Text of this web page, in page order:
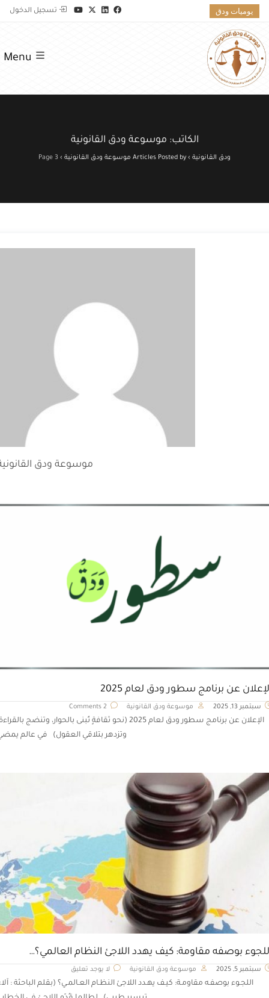
يوميات ودق تسجيل الدخول
Menu
الكاتب: موسوعة ودق القانونية
ودق القانونية › Articles Posted by موسوعة ودق القانونية ›
Page 3
موسوعة ودق
عن برنامج سطور ودق لعام 2025
سبتمبر 13, 2025 موسوعة ودق القانونية 2 Comments
الإعلان عن برنامج سطور ودق لعام 2025 (نحو ثقافةٍ تُبنى بالحوار، وتنضج
وتزدهر بتلاقي العقول) في عالم
بوصفه مقاومة: كيف يهدد اللاجئ النظام العالمي؟…
سبتمبر 5, 2025 موسوعة ودق القانونية لا يوجد تعليق
اللجـوء بوصفـه مقاومـة: كيـف يهـدد اللاجئ النظـام العـالمـي؟ (بقلم الباحثة :